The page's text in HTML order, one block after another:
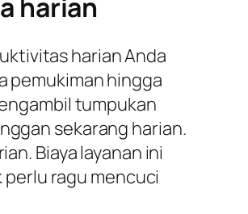
harian
harian Anda
pemukiman hingga
tumpukan
sekarang harian.
Biaya layanan ini
ragu mencuci